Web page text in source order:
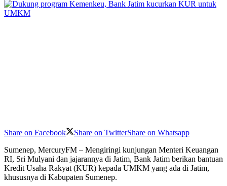
Share on Facebook Share on TwitterShare on Whatsapp
Sumenep, MercuryFM – Mengiringi kunjungan Menteri Keuangan
RI, Sri Mulyani dan jajarannya di Jatim, Bank Jatim berikan bantuan
Kredit Usaha Rakyat (KUR) kepada UMKM yang ada di Jatim,
khususnya di Kabupaten Sumenep.